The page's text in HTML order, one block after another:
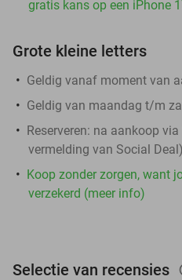
gratis kans op een iPhone
Grote kleine letters
Geldig vanaf moment van
Geldig van maandag t/m
Reserveren: na aankoop via
vermelding van Social Deal)
Koop zonder zorgen, want
verzekerd (meer info)
Selectie van recensies